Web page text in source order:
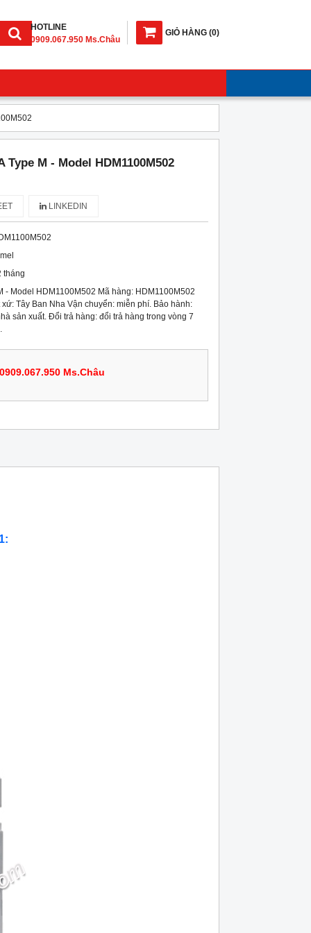
GIỎ HÀNG (0)
HOTLINE
0909.067.950 Ms.Châu
Type M - Model HDM1100M502
LINKEDIN
tháng
- Model HDM1100M502 Mã hàng: HDM1100M502
Tây Ban Nha Vận chuyển: miễn phí. Bảo hành:
sản xuất. Đổi trả hàng: đổi trả hàng trong vòng 7
0909.067.950 Ms.Châu